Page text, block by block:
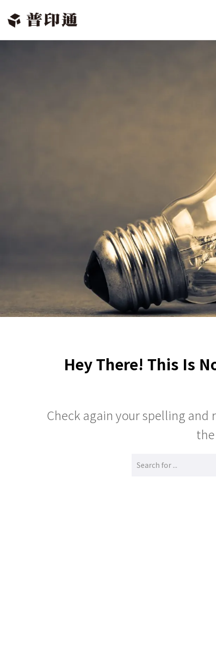
Hey There! This Is
Check again your spelling